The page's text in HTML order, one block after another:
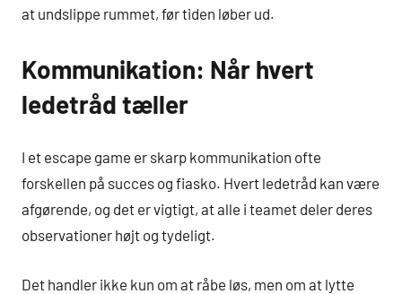
at undslippe rummet, før tiden løber ud.
Kommunikation: Når hvert
ledetråd tæller
I et escape game er skarp kommunikation ofte
forskellen på succes og fiasko. Hvert ledetråd kan være
afgørende, og det er vigtigt, at alle i teamet deler deres
observationer højt og tydeligt.
Det handler ikke kun om at råbe løs, men om at lytte